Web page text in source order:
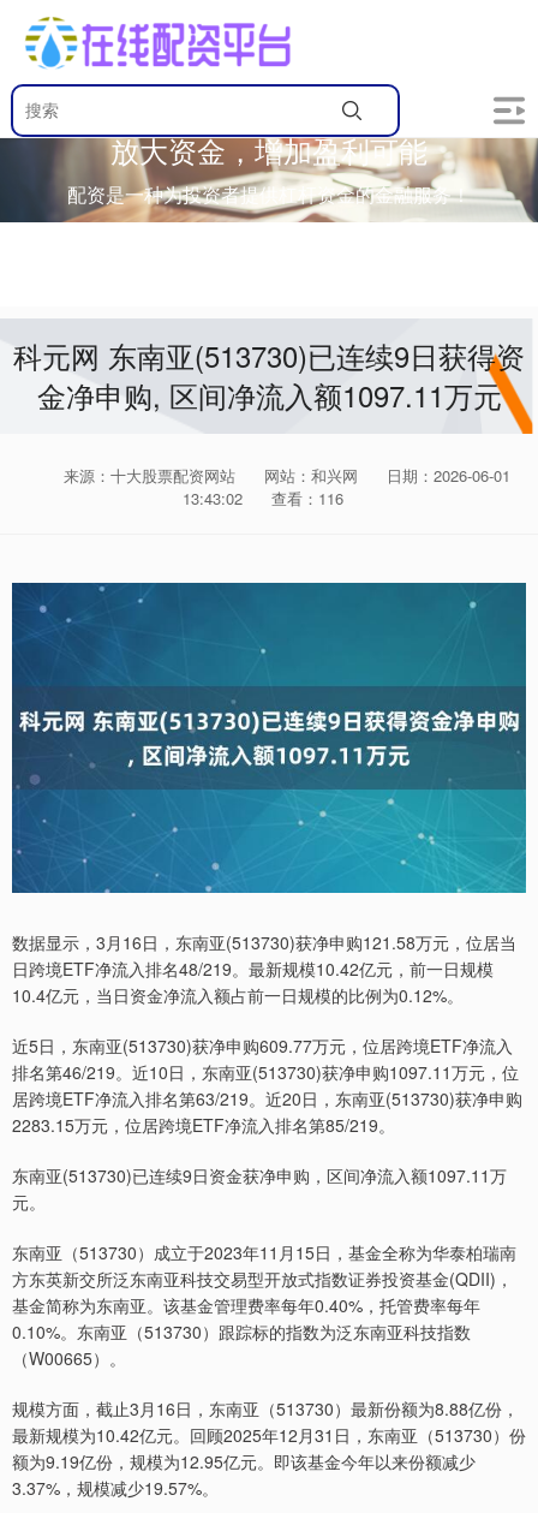
放大资金，增加盈利可能
配资是一种为投资者提供杠杆资金的金融服务！
科元网 东南亚(513730)已连续9日获得资
金净申购, 区间净流入额1097.11万元
来源：十大股票配资网站 网站：和兴网
日期：2026-06-01
13:43:02
查看：116
数据显示，3月16日，东南亚(513730)获净申购121.58万元，位居当
日跨境ETF净流入排名48/219。最新规模10.42亿元，前一日规模
10.4亿元，当日资金净流入额占前一日规模的比例为0.12%。
近5日，东南亚(513730)获净申购609.77万元，位居跨境ETF净流入
排名第46/219。近10日，东南亚(513730)获净申购1097.11万元，位
居跨境ETF净流入排名第63/219。近20日，东南亚(513730)获净申购
2283.15万元，位居跨境ETF净流入排名第85/219。
东南亚(513730)已连续9日资金获净申购，区间净流入额1097.11万
元。
东南亚（513730）成立于2023年11月15日，基金全称为华泰柏瑞南
方东英新交所泛东南亚科技交易型开放式指数证券投资基金(QDII)，
基金简称为东南亚。该基金管理费率每年0.40%，托管费率每年
0.10%。东南亚（513730）跟踪标的指数为泛东南亚科技指数
（W00665）。
规模方面，截止3月16日，东南亚（513730）最新份额为8.88亿份，
最新规模为10.42亿元。回顾2025年12月31日，东南亚（513730）份
额为9.19亿份，规模为12.95亿元。即该基金今年以来份额减少
3.37%，规模减少19.57%。